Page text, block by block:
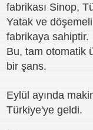
fabrikası Sinop,
Yatak ve
fabrikaya sahiptir.
Bu, tam otomatik
bir şans.
Eylül ayında
Türkiye'ye geldi.